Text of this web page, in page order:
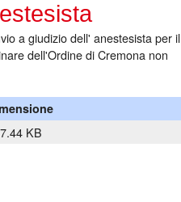
a giudizio dell' anestesista per il
dell'Ordine di Cremona non
KB